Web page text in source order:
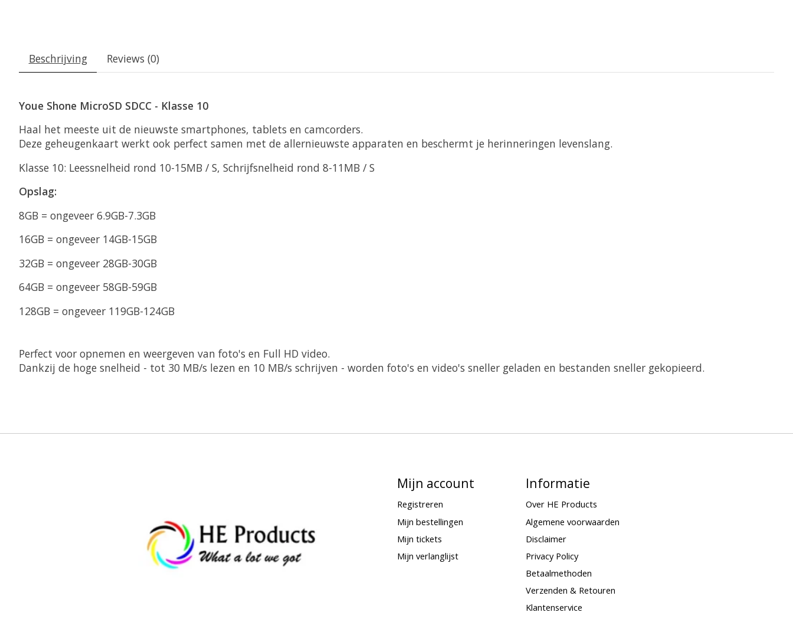
Beschrijving Reviews (0)
Youe Shone MicroSD SDCC - Klasse 10
Haal het meeste uit de nieuwste smartphones, tablets en camcorders.
Deze geheugenkaart werkt ook perfect samen met de allernieuwste apparaten en beschermt je herinneringen levenslang.
Klasse 10: Leessnelheid rond 10-15MB / S, Schrijfsnelheid rond 8-11MB / S
Opslag:
8GB = ongeveer 6.9GB-7.3GB
16GB = ongeveer 14GB-15GB
32GB = ongeveer 28GB-30GB
64GB = ongeveer 58GB-59GB
128GB = ongeveer 119GB-124GB
Perfect voor opnemen en weergeven van foto's en Full HD video.
Dankzij de hoge snelheid - tot 30 MB/s lezen en 10 MB/s schrijven - worden foto's en video's sneller geladen en bestanden sneller gekopieerd.
Mijn account
Registreren
Mijn bestellingen
Mijn tickets
Mijn verlanglijst
Informatie
Over HE Products
Algemene voorwaarden
Disclaimer
Privacy Policy
Betaalmethoden
Verzenden & Retouren
Klantenservice